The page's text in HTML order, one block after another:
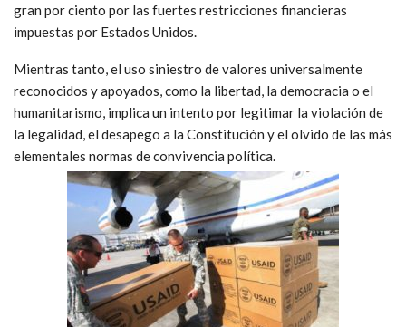
gran por ciento por las fuertes restricciones financieras
impuestas por Estados Unidos.
Mientras tanto, el uso siniestro de valores universalmente
reconocidos y apoyados, como la libertad, la democracia o el
humanitarismo, implica un intento por legitimar la violación de
la legalidad, el desapego a la Constitución y el olvido de las más
elementales normas de convivencia política.